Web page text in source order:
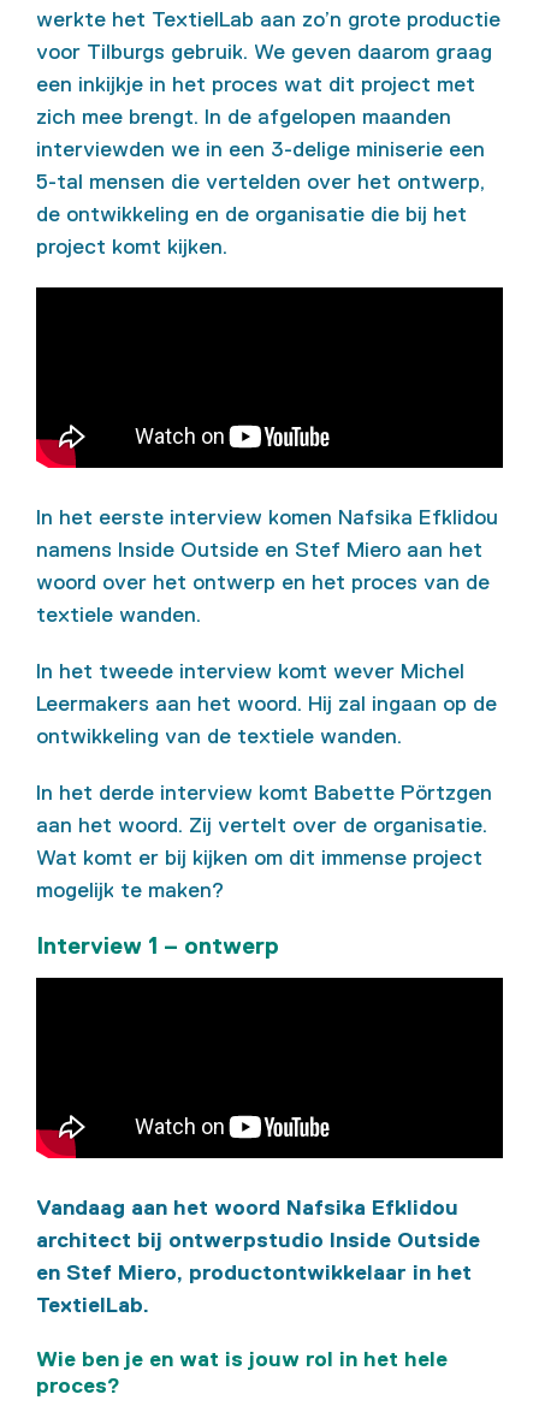
werkte het TextielLab aan zo’n grote productie
voor Tilburgs gebruik. We geven daarom graag
een inkijkje in het proces wat dit project met
zich mee brengt. In de afgelopen maanden
interviewden we in een 3-delige miniserie een
5-tal mensen die vertelden over het ontwerp,
de ontwikkeling en de organisatie die bij het
project komt kijken.
In het eerste interview komen Nafsika Efklidou
namens Inside Outside en Stef Miero aan het
woord over het ontwerp en het proces van de
textiele wanden.
In het tweede interview komt wever Michel
Leermakers aan het woord. Hij zal ingaan op de
ontwikkeling van de textiele wanden.
In het derde interview komt Babette Pörtzgen
aan het woord. Zij vertelt over de organisatie.
Wat komt er bij kijken om dit immense project
mogelijk te maken?
Interview 1 – ontwerp
Vandaag aan het woord Nafsika Efklidou
architect bij ontwerpstudio Inside Outside
en Stef Miero, productontwikkelaar in het
TextielLab.
Wie ben je en wat is jouw rol in het hele
proces?